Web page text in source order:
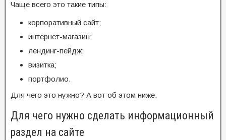
Чаще всего это такие типы:
корпоративный сайт;
интернет-магазин;
лендинг-пейдж;
визитка;
портфолио.
Для чего это нужно? А вот об этом ниже.
Для чего нужно сделать информационный
раздел на сайте